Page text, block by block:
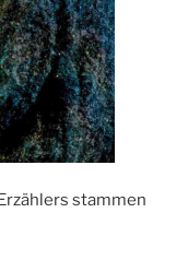
stammen